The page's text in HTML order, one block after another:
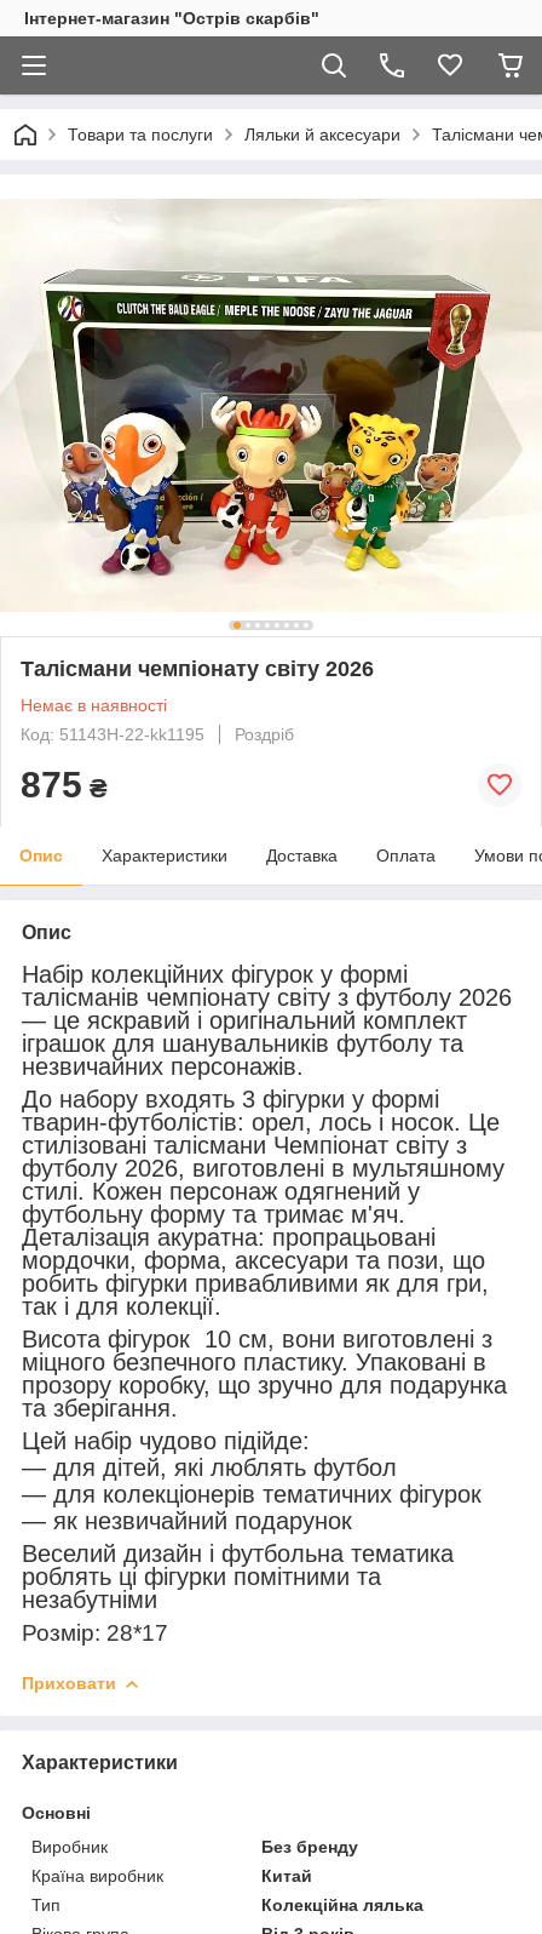
Інтернет-магазин "Острів скарбів"
Товари та послуги Ляльки й аксесуари Талісмани
Талісмани чемпіонату світу 2026
Немає в наявності
Код: 51143H-22-kk1195
Роздріб
875 ₴
Опис Характеристики Доставка Оплата Умови
Опис
Набір колекційних фігурок у формі
талісманів чемпіонату світу з футболу 2026
— це яскравий і оригінальний комплект
іграшок для шанувальників футболу та
незвичайних персонажів.
До набору входять 3 фігурки у формі
тварин-футболістів: орел, лось і носок. Це
стилізовані талісмани Чемпіонат світу з
футболу 2026, виготовлені в мультяшному
стилі. Кожен персонаж одягнений у
футбольну форму та тримає м'яч.
Деталізація акуратна: пропрацьовані
мордочки, форма, аксесуари та пози, що
робить фігурки привабливими як для гри,
так і для колекції.
Висота фігурок 10 см, вони виготовлені з
міцного безпечного пластику. Упаковані в
прозору коробку, що зручно для подарунка
та зберігання.
Цей набір чудово підійде:
— для дітей, які люблять футбол
— для колекціонерів тематичних фігурок
— як незвичайний подарунок
Веселий дизайн і футбольна тематика
роблять ці фігурки помітними та
незабутніми
Розмір: 28*17
Приховати
Характеристики
Основні
Виробник
Без бренду
Країна виробник
Китай
Тип
Колекційна лялька